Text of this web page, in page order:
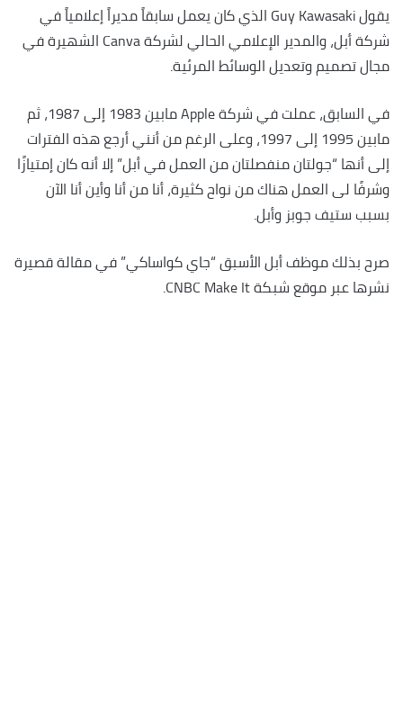
يقول Guy Kawasaki الذي كان يعمل سابقاً مديراً إعلامياً في
شركة أبل، والمدير الإعلامي الحالي لشركة Canva الشهيرة في
مجال تصميم وتعديل الوسائط المرئية.
في السابق، عملت في شركة Apple مابين 1983 إلى 1987، ثم
مابين 1995 إلى 1997، وعلى الرغم من أنني أرجع هذه الفترات
إلى أنها “جولتان منفصلتان من العمل في أبل” إلا أنه كان إمتيازًا
وشرفًا لى العمل هناك من نواح كثيرة، أنا من أنا وأين أنا الآن
بسبب ستيف جوبز وأبل.
صرح بذلك موظف أبل الأسبق “جاي كواساكي” في مقالة قصيرة
نشرها عبر موقع شبكة CNBC Make It.